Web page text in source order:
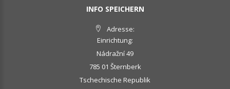
INFO SPEICHERN
Adresse:
Einrichtung:
Nádražní 49
785 01 Šternberk
Tschechische Republik